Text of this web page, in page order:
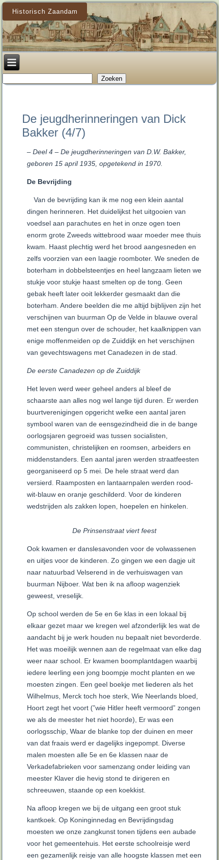
Historisch Zaandam
Zoeken
De jeugdherinneringen van Dick
Bakker (4/7)
– Deel 4 – De jeugdherinneringen van D.W. Bakker,
geboren 15 april 1935, opgetekend in 1970.
De Bevrijding
Van de bevrijding kan ik me nog een klein aantal
dingen herinneren. Het duidelijkst het uitgooien van
voedsel aan parachutes en het in onze ogen toen
enorm grote Zweeds wittebrood waar moeder mee thuis
kwam. Haast plechtig werd het brood aangesneden en
zelfs voorzien van een laagje roomboter. We sneden de
boterham in dobbelsteentjes en heel langzaam lieten we
stukje voor stukje haast smelten op de tong. Geen
gebak heeft later ooit lekkerder gesmaakt dan die
boterham. Andere beelden die me altijd bijblijven zijn het
verschijnen van buurman Op de Velde in blauwe overal
met een stengun over de schouder, het kaalknippen van
enige moffenmeiden op de Zuiddijk en het verschijnen
van gevechtswagens met Canadezen in de stad.
De eerste Canadezen op de Zuiddijk
Het leven werd weer geheel anders al bleef de
schaarste aan alles nog wel lange tijd duren. Er werden
buurtverenigingen opgericht welke een aantal jaren
symbool waren van de eensgezindheid die in de bange
oorlogsjaren gegroeid was tussen socialisten,
communisten, christelijken en roomsen, arbeiders en
middenstanders. Een aantal jaren werden straatfeesten
georganiseerd op 5 mei. De hele straat werd dan
versierd. Raamposten en lantaarnpalen werden rood-
wit-blauw en oranje geschilderd. Voor de kinderen
wedstrijden als zakken lopen, hoepelen en hinkelen.
De Prinsenstraat viert feest
Ook kwamen er danslesavonden voor de volwassenen
en uitjes voor de kinderen. Zo gingen we een dagje uit
naar natuurbad Velserend in de verhuiswagen van
buurman Nijboer. Wat ben ik na afloop wagenziek
geweest, vreselijk.
Op school werden de 5e en 6e klas in een lokaal bij
elkaar gezet maar we kregen wel afzonderlijk les wat de
aandacht bij je werk houden nu bepaalt niet bevorderde.
Het was moeilijk wennen aan de regelmaat van elke dag
weer naar school. Er kwamen boomplantdagen waarbij
iedere leerling een jong boompje mocht planten en we
moesten zingen. Een geel boekje met liederen als het
Wilhelmus, Merck toch hoe sterk, Wie Neerlands bloed,
Hoort zegt het voort (”wie Hitler heeft vermoord” zongen
we als de meester het niet hoorde), Er was een
oorlogsschip, Waar de blanke top der duinen en meer
van dat fraais werd er dagelijks ingepompt. Diverse
malen moesten alle 5e en 6e klassen naar de
Verkadefabrieken voor samenzang onder leiding van
meester Klaver die hevig stond te dirigeren en
schreeuwen, staande op een koekkist.
Na afloop kregen we bij de uitgang een groot stuk
kantkoek. Op Koninginnedag en Bevrijdingsdag
moesten we onze zangkunst tonen tijdens een aubade
voor het gemeentehuis. Het eerste schoolreisje werd
een gezamenlijk reisje van alle hoogste klassen met een